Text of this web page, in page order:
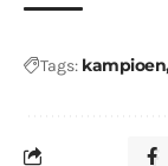
Tags: kampioen